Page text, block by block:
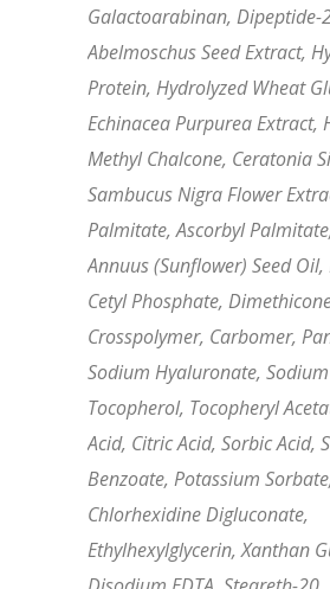
Galactoarabinan, Dipeptide-
Abelmoschus Seed Extract,
Protein, Hydrolyzed Wheat
Echinacea Purpurea Extract,
Methyl Chalcone, Ceratonia
Sambucus Nigra Flower
Palmitate, Ascorbyl
Annuus (Sunflower) Seed
Cetyl Phosphate,
Crosspolymer, Carbomer,
Sodium Hyaluronate,
Tocopherol, Tocopheryl
Acid, Citric Acid, Sorbic Acid,
Benzoate, Potassium
Chlorhexidine Digluconate,
Ethylhexylglycerin, Xanthan